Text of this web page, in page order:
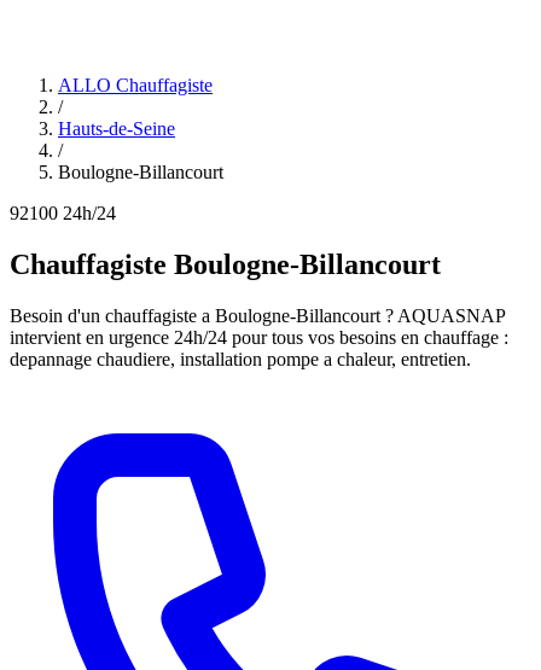
ALLO Chauffagiste
/
Hauts-de-Seine
/
Boulogne-Billancourt
92100 24h/24
Chauffagiste Boulogne-Billancourt
Besoin d'un chauffagiste a Boulogne-Billancourt ? AQUASNAP
intervient en urgence 24h/24 pour tous vos besoins en chauffage :
depannage chaudiere, installation pompe a chaleur, entretien.